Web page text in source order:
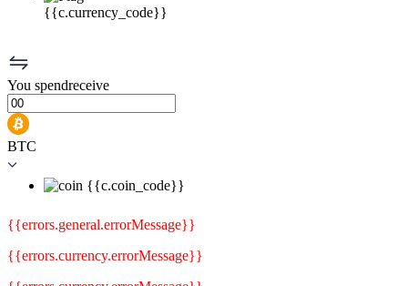
{{c.currency_code}}
You spendreceive
BTC
{{c.coin_code}}
{{errors.general.errorMessage}}
{{errors.currency.errorMessage}}